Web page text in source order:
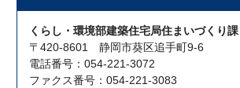
くらし・環境部建築住宅局住まいづくり課
〒420-8601 静岡市葵区追手町9-6
電話番号：054-221-3072
ファクス番号：054-221-3083